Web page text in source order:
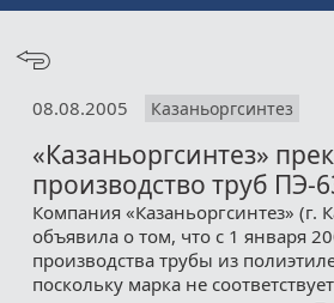
Конференции
Подписка
Пользовательское
Медиакит
08.08.2005 Казаньоргсинтез
«Казаньоргсинтез»
производство труб ПЭ-
Компания «Казаньоргсинтез» (г.
объявила о том, что с 1 января
производства трубы из
поскольку марка не